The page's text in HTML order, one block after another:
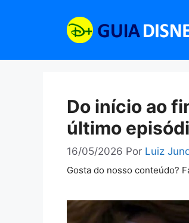
Do início ao
último
16/05/2026 Por Luiz
Gosta do nosso conteúdo?